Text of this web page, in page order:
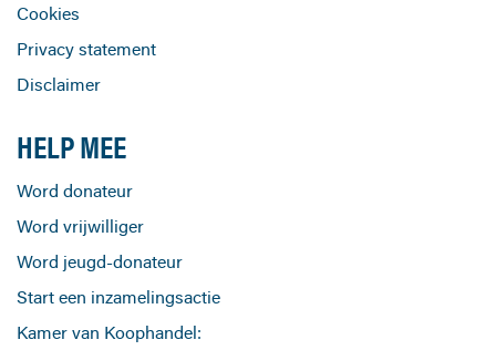
Cookies
Privacy statement
Disclaimer
HELP MEE
Word donateur
Word vrijwilliger
Word jeugd-donateur
Start een inzamelingsactie
Kamer van Koophandel: